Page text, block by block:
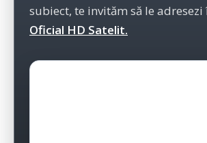
subiect, te invităm să le adresezi
Oficial HD Satelit.